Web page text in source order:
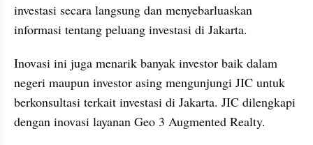
investasi secara langsung dan menyebarluaskan
informasi tentang peluang investasi di Jakarta.
Inovasi ini juga menarik banyak investor baik dalam
negeri maupun investor asing mengunjungi JIC untuk
berkonsultasi terkait investasi di Jakarta. JIC dilengkapi
dengan inovasi layanan Geo 3 Augmented Realty.